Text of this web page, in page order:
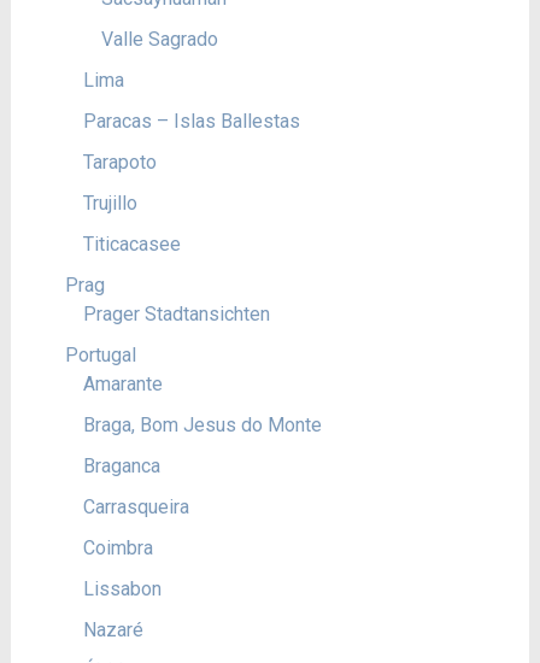
Valle Sagrado
Lima
Paracas – Islas Ballestas
Tarapoto
Trujillo
Titicacasee
Prag
Prager Stadtansichten
Portugal
Amarante
Braga, Bom Jesus do Monte
Braganca
Carrasqueira
Coimbra
Lissabon
Nazaré